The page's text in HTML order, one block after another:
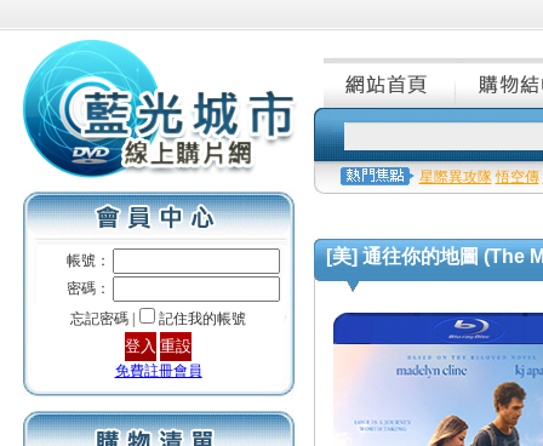
帳號：
密碼：
忘記密碼 |
記住我的帳號
免費註冊會員
星際異攻隊 悟空傳
[美] 通往你的地圖 (The